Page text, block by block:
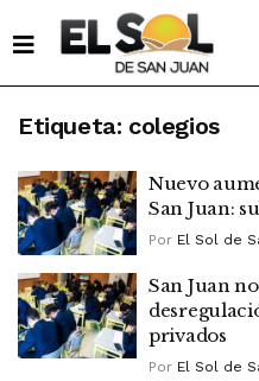
Etiqueta: colegios
Nuevo
San Juan:
Por El Sol de
San Juan
privados
Por El Sol de